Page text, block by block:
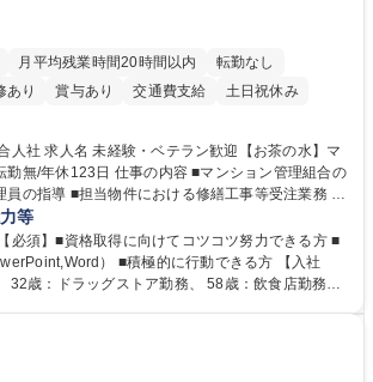
月平均残業時間20時間以内
転勤なし
あり 賞与あり 交通費支給 土日祝休み
【お茶の水】マ
内容 ■マンション管理組合の
員の指導 ■担当物件における修繕工事等受注業務 ■
等 ★異業界からの転職者が多数活躍しています
＋別途インセンティヴで平均約100万円/年（昨年度
者資格手当50,000円/月 ★親会社である株式会社合
ープ会社として、質の高いサービスと適性価格を
等
必須】■資格取得に向けてコツコツ努力できる方 ■
極的に行動できる方 【入社
ドラッグストア勤務、 58歳：飲食店勤務
魅力】■フレックス制度、未経験からでも下限年収